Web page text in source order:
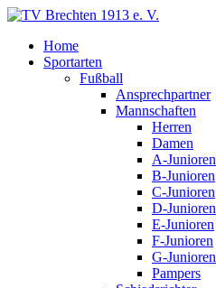
Home
Sportarten
Fußball
Ansprechpartner
Mannschaften
Herren
Damen
A-Junioren
B-Junioren
C-Junioren
D-Junioren
E-Junioren
F-Junioren
G-Junioren
Pampers